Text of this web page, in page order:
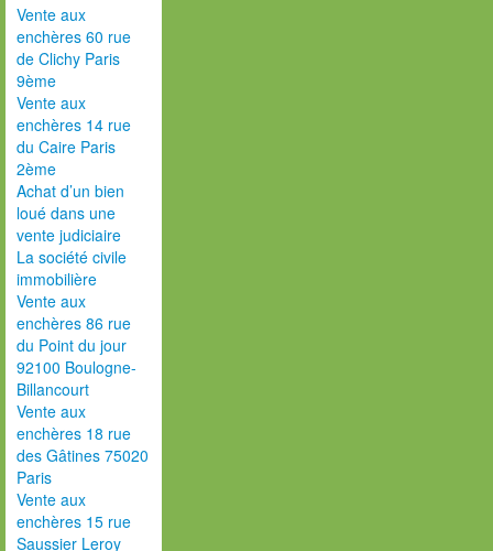
Vente aux
enchères 60 rue
de Clichy Paris
9ème
Vente aux
enchères 14 rue
du Caire Paris
2ème
Achat d’un bien
loué dans une
vente judiciaire
La société civile
immobilière
Vente aux
enchères 86 rue
du Point du jour
92100 Boulogne-
Billancourt
Vente aux
enchères 18 rue
des Gâtines 75020
Paris
Vente aux
enchères 15 rue
Saussier Leroy